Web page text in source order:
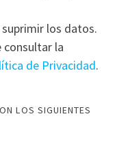
los datos.
consultar la
de Privacidad.
LOS SIGUIENTES